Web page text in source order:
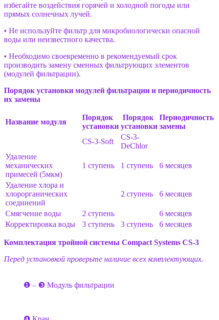
избегайте воздействия горячей и холодной погоды или
прямых солнечных лучей.
• Не используйте фильтр для микробиологически опасной
воды или неизвестного качества.
• Необходимо своевременно в рекомендуемый срок
производить замену сменных фильтрующих элементов
(модулей фильтрации).
Порядок установки модулей фильтрации и периодичность
их замены
Название модуля
Порядок
установки
Порядок
установки
Периодичность
замены
CS-3-Soft
CS-3-
DeChlor
Удаление
механических
примесей (5мкм)
1 ступень 1 ступень 6 месяцев
Удаление хлора и
хлорорганических
соединений
2 ступень 6 месяцев
Смягчение воды 2 ступень
6 месяцев
Корректировка воды
3 ступень 3 ступень 6 месяцев
Комплектация тройной системы Compact Systems CS-3
Перед установкой проверьте наличие всех комплектующих.
❶ – ❸ Модуль фильтрации